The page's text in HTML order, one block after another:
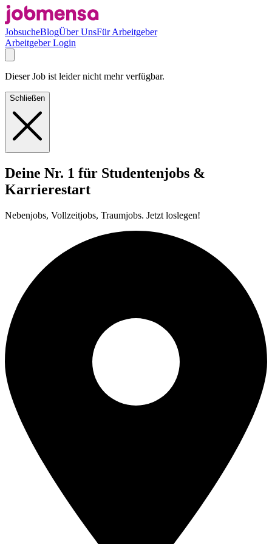
JobsucheBlogÜber UnsFür Arbeitgeber
Arbeitgeber Login
Dieser Job ist leider nicht mehr verfügbar.
Schließen
Deine Nr. 1 für Studentenjobs &
Karrierestart
Nebenjobs, Vollzeitjobs, Traumjobs. Jetzt loslegen!